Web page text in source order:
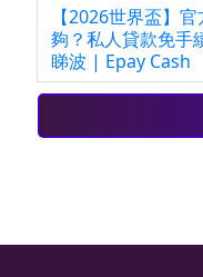
【2026世界盃】
夠？私人貸款免手
睇波 | Epay Cash